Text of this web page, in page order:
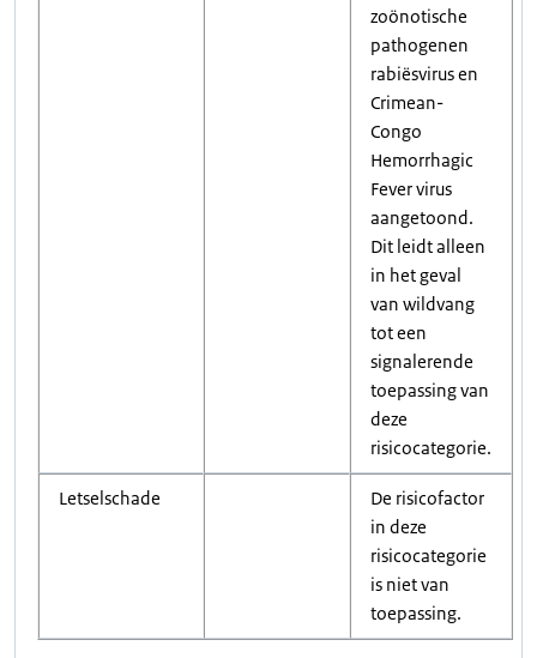
zoönotische
pathogenen
rabiësvirus en
Crimean-
Congo
Hemorrhagic
Fever virus
aangetoond.
Dit leidt alleen
in het geval
van wildvang
tot een
signalerende
toepassing van
deze
risicocategorie.
Letselschade
De risicofactor
in deze
risicocategorie
is niet van
toepassing.